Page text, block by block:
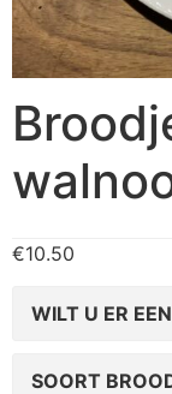
€10.50
WILT U ER
SOORT